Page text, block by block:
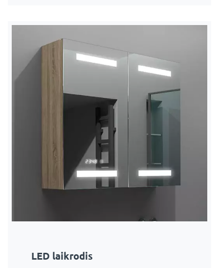
LED laikrodis